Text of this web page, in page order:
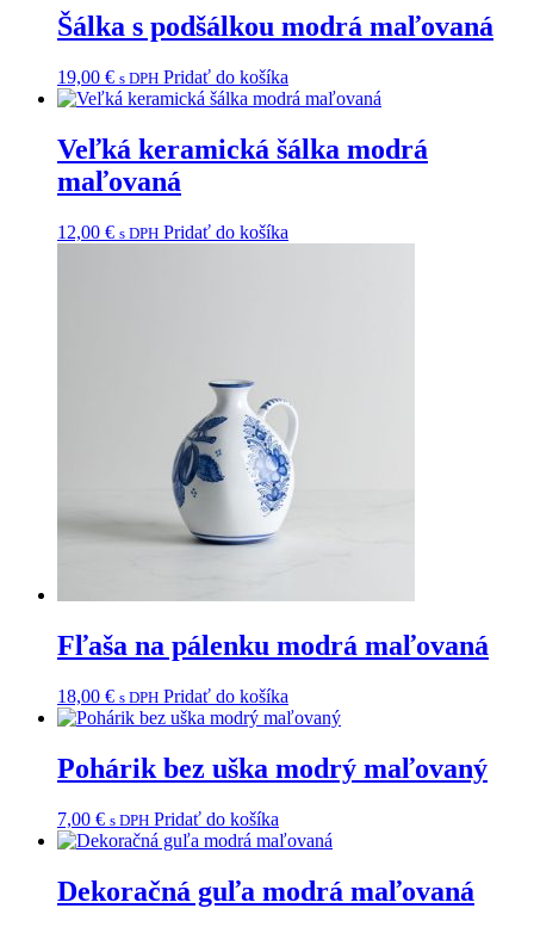
Šálka s podšálkou modrá maľovaná
19,00 € s DPH Pridať do košíka
Veľká keramická šálka modrá
maľovaná
12,00 € s DPH Pridať do košíka
Fľaša na pálenku modrá maľovaná
18,00 € s DPH Pridať do košíka
Pohárik bez uška modrý maľovaný
7,00 € s DPH Pridať do košíka
Dekoračná guľa modrá maľovaná